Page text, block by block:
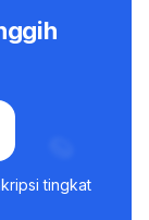
tingkat